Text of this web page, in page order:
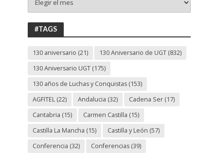
130
ANIVERSARIO
UGT
#TAGS
130 aniversario (21) 130 Aniversario de UGT(832)
130 Aniversario UGT(175)
130 años de Luchas y Conquistas(153)
AGFITEL(22) Andalucia (32) Cadena Ser(17)
Cantabria (15) Carmen Castilla (15)
Castilla La Mancha (15) Castilla y León (57)
Conferencia (32) Conferencias(39)